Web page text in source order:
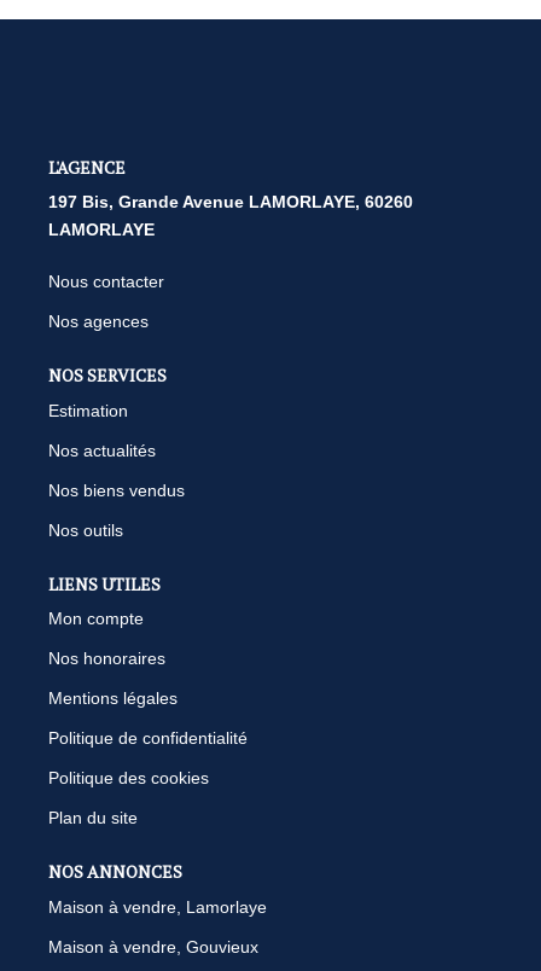
L'AGENCE
197 Bis, Grande Avenue LAMORLAYE, 60260
LAMORLAYE
Nous contacter
Nos agences
NOS SERVICES
Estimation
Nos actualités
Nos biens vendus
Nos outils
LIENS UTILES
Mon compte
Nos honoraires
Mentions légales
Politique de confidentialité
Politique des cookies
Plan du site
NOS ANNONCES
Maison à vendre, Lamorlaye
Maison à vendre, Gouvieux